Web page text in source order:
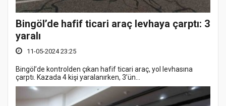
Bingöl’de hafif ticari araç levhaya çarptı: 3
yaralı
11-05-2024 23:25
Bingöl’de kontrolden çıkan hafif ticari araç, yol levhasına
çarptı. Kazada 4 kişi yaralanırken, 3’ün...